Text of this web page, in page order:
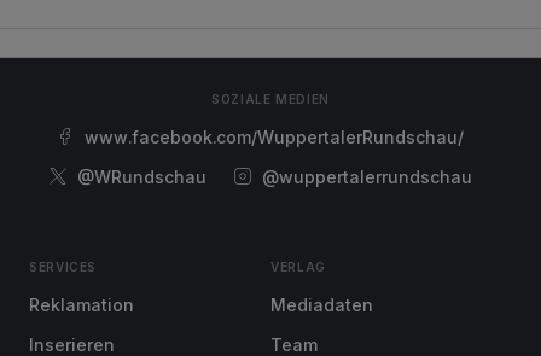
SOZIALE MEDIEN
www.facebook.com/WuppertalerRundschau/
@WRundschau
@wuppertalerrundschau
SERVICES
Reklamation
Inserieren
VERLAG
Mediadaten
Team